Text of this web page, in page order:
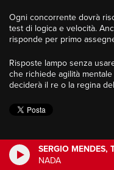
SERGIO MENDES,
NADA
Ogni concorrente dovrà
test di logica e velocità.
risponde per primo
Risposte lampo senza
che richiede agilità
deciderà il re o la regina